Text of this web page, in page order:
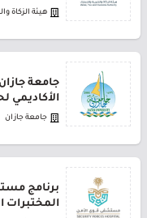
هيئة الزكاة
جامعة
الأكاديمي
جامعة جازان
برنامج
المختبرات